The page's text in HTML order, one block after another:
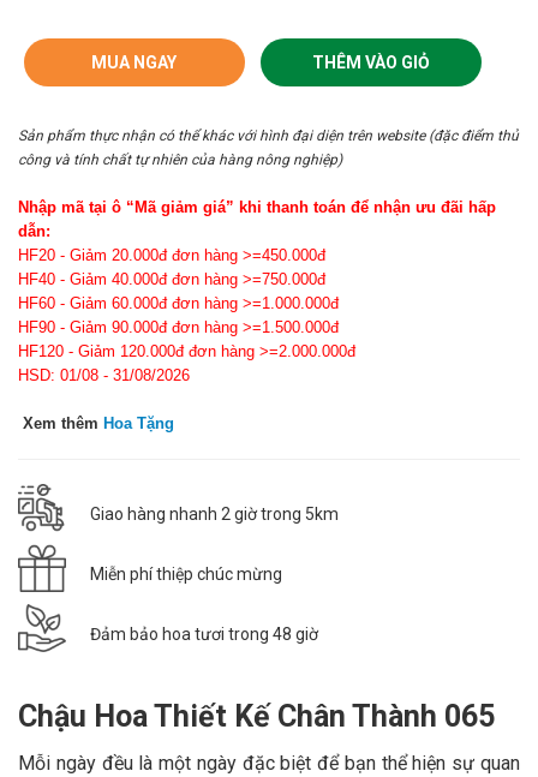
MUA NGAY THÊM VÀO GIỎ
Sản phẩm thực nhận có thể khác với hình đại diện trên website (đặc điểm thủ
công và tính chất tự nhiên của hàng nông nghiệp)
Nhập mã tại ô “Mã giảm giá” khi thanh toán để nhận ưu đãi hấp
dẫn:
HF20 - Giảm 20.000đ đơn hàng >=450.000đ
HF40 - Giảm 40.000đ đơn hàng >=750.000đ
HF60 - Giảm 60.000đ đơn hàng >=1.000.000đ
HF90 - Giảm 90.000đ đơn hàng >=1.500.000đ
HF120 - Giảm 120.000đ đơn hàng >=2.000.000đ
HSD: 01/08 - 31/08/2026
Xem thêm Hoa Tặng
Giao hàng nhanh 2 giờ trong 5km
Miễn phí thiệp chúc mừng
Đảm bảo hoa tươi trong 48 giờ
Chậu Hoa Thiết Kế Chân Thành 065
Mỗi ngày đều là một ngày đặc biệt để bạn thể hiện sự quan